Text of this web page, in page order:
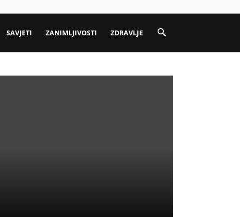
SAVJETI ZANIMLJIVOSTI ZDRAVLJE